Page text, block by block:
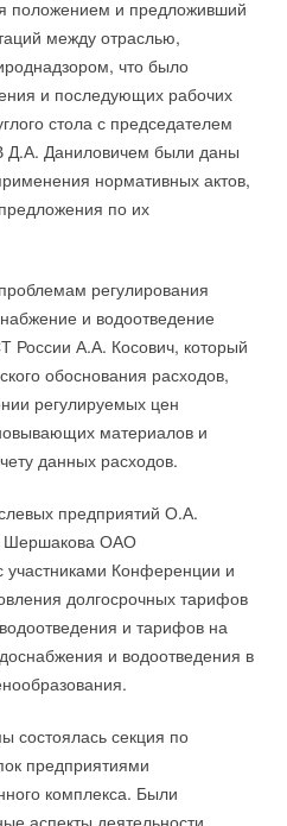
положением и предложивший
между отраслью,
что было
и последующих рабочих
стола с председателем
Д.А. Даниловичем были даны
нормативных актов,
по их
регулирования
и водоотведение
России А.А. Косович, который
обоснования расходов,
регулируемых цен
материалов и
данных расходов.
предприятий О.А.
Шершакова ОАО
участниками Конференции и
долгосрочных тарифов
и тарифов на
и водоотведения в
состоялась секция по
предприятиями
комплекса. Были